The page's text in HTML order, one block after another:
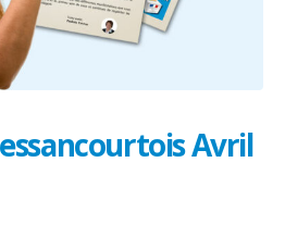
Avril